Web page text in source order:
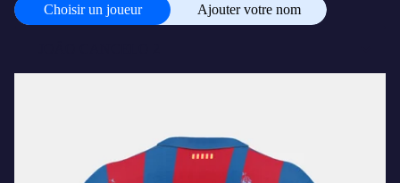
Choisir un joueur
Ajouter votre nom